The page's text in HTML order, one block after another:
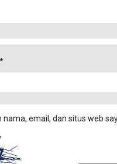
*
nama, email, dan situs web